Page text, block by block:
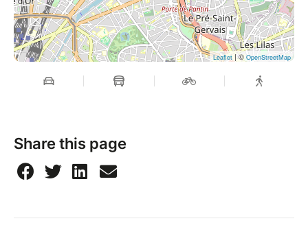
Leaflet| © OpenStreetMap
Share this page